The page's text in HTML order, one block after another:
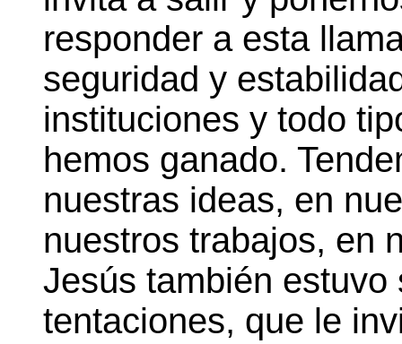
responder a esta
seguridad y
instituciones y todo
hemos ganado.
nuestras ideas, en
nuestros trabajos, en
Jesús también
tentaciones, que le